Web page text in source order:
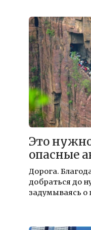
Это
опасные
Дорога.
добраться до
задумываясь о